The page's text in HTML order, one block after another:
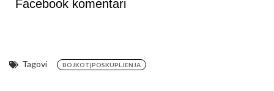
Facebook komentari
Tagovi BOJKOT|POSKUPLJENJA